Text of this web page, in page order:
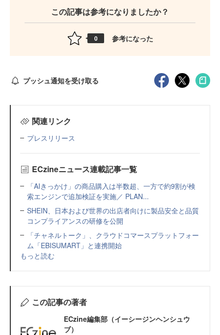
この記事は参考になりましたか？
0 参考になった
プッシュ通知を受け取る
関連リンク
プレスリリース
ECzineニュース連載記事一覧
「AIきっかけ」の商品購入は半数超、一方で約9割が検
索エンジンで追加検証を実施／ PLAN...
SHEIN、日本および世界の出店者向けに製品安全と品質
コンプライアンスの研修を公開
「チャネルトーク」、クラウドコマースプラットフォー
ム「EBISUMART」と連携開始
もっと読む
この記事の著者
ECzine編集部（イーシージンヘンシュウ
ブ）